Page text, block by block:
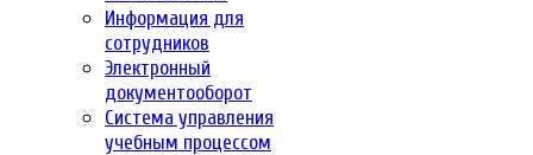
Информация для
сотрудников
Электронный
документооборот
Система управления
учебным процессом